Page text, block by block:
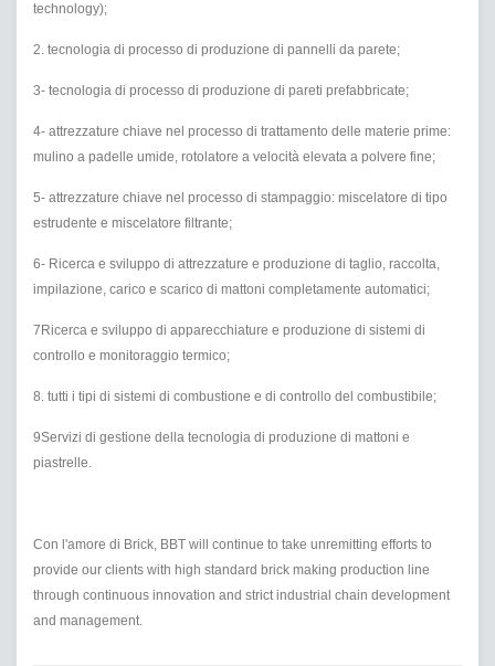
technology);
2. tecnologia di processo di produzione di pannelli da parete;
3- tecnologia di processo di produzione di pareti prefabbricate;
4- attrezzature chiave nel processo di trattamento delle materie prime:
mulino a padelle umide, rotolatore a velocità elevata a polvere fine;
5- attrezzature chiave nel processo di stampaggio: miscelatore di tipo
estrudente e miscelatore filtrante;
6- Ricerca e sviluppo di attrezzature e produzione di taglio, raccolta,
impilazione, carico e scarico di mattoni completamente automatici;
7Ricerca e sviluppo di apparecchiature e produzione di sistemi di
controllo e monitoraggio termico;
8. tutti i tipi di sistemi di combustione e di controllo del combustibile;
9Servizi di gestione della tecnologia di produzione di mattoni e
piastrelle.
Con l'amore di Brick, BBT will continue to take unremitting efforts to
provide our clients with high standard brick making production line
through continuous innovation and strict industrial chain development
and management.